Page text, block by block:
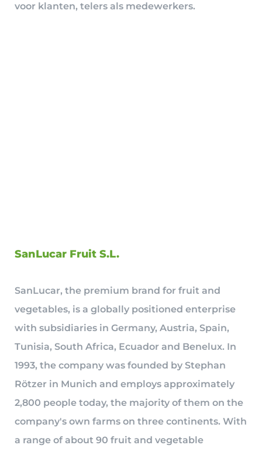
voor klanten, telers als medewerkers.
SanLucar Fruit S.L.
SanLucar, the premium brand for fruit and
vegetables, is a globally positioned enterprise
with subsidiaries in Germany, Austria, Spain,
Tunisia, South Africa, Ecuador and Benelux. In
1993, the company was founded by Stephan
Rötzer in Munich and employs approximately
2,800 people today, the majority of them on the
company's own farms on three continents. With
a range of about 90 fruit and vegetable